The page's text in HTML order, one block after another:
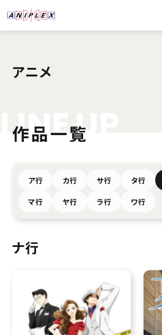
アニメ
LINEU
作品一覧
ア行 カ行 サ行 タ行
マ行 ヤ行 ラ行 ワ行
ナ行